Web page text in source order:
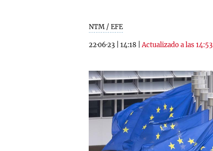
NTM / EFE
22·06·23 14:18 |Actualizado a las 14:53